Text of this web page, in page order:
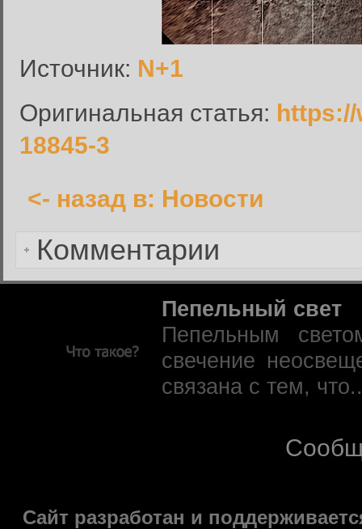
Источник: N+1
Оригинальная статья: https://
18845-3
<- назад в: Новости
Комментарии
Введите имя пользователя и
Забыли пароль?
Пепельный свет
Пепельным
свечение
связана с тем,
Сайт разработан и